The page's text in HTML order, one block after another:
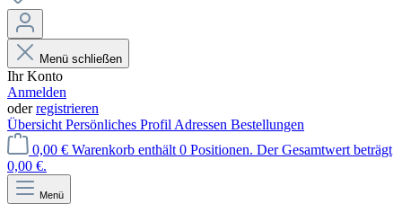
Menü schließen
Ihr Konto
Anmelden
oderregistrieren
Übersicht Persönliches Profil Adressen Bestellungen
0,00 € Warenkorb enthält 0 Positionen. Der Gesamtwert beträgt
0,00 €.
Menü